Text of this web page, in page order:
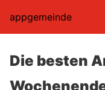
appgemeinde
Die besten